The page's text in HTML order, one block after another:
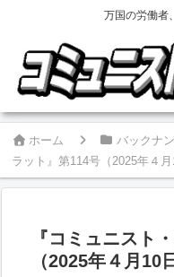
万国の労働者
ホーム バックナ
ラット』第114号（2025年４月
『コミュニスト
（2025年４月10